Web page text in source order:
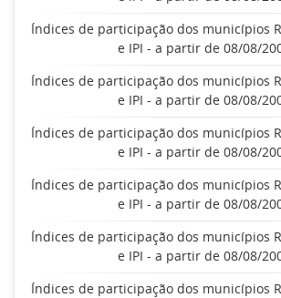
Índices de participação dos municípios
e IPI - a partir de 08/08/
Índices de participação dos municípios
e IPI - a partir de 08/08/
Índices de participação dos municípios
e IPI - a partir de 08/08/
Índices de participação dos municípios
e IPI - a partir de 08/08/
Índices de participação dos municípios
e IPI - a partir de 08/08/
Índices de participação dos municípios